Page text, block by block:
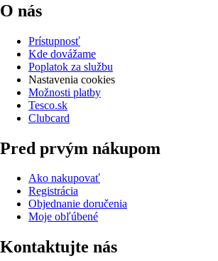
O nás
Prístupnosť
Kde dovážame
Poplatok za službu
Nastavenia cookies
Možnosti platby
Tesco.sk
Clubcard
Pred prvým nákupom
Ako nakupovať
Registrácia
Objednanie doručenia
Moje obľúbené
Kontaktujte nás